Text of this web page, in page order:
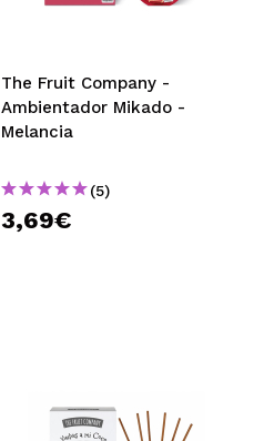
The Fruit Company -
Ambientador Mikado -
Melancia
(5)
3,69€